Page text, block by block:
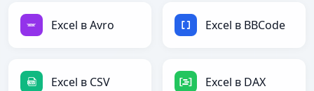
Excel в Avro Excel в BBCode
Excel в CSV Excel в DAX